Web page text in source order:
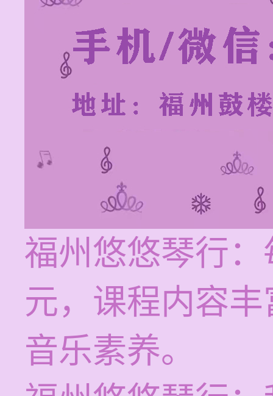
福州悠悠琴行
元，课程内容
音乐素养。